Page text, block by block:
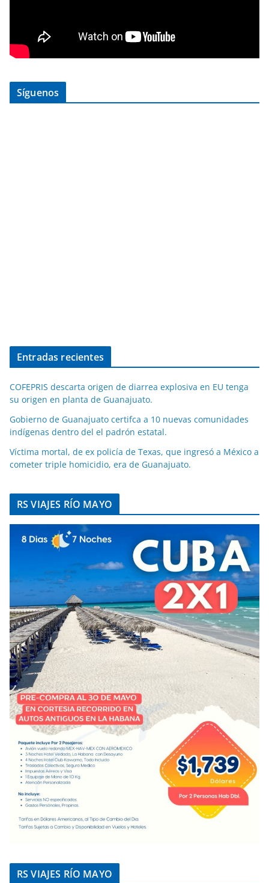
Síguenos
Entradas recientes
COFEPRIS descarta origen de diarrea explosiva en EU tenga
su origen en planta de Guanajuato.
Gobierno de Guanajuato certifca a 10 nuevas comunidades
indígenas dentro del el padrón estatal.
Víctima mortal, de ex policía de Texas, que ingresó a México a
cometer triple homicidio, era de Guanajuato.
RS VIAJES RÍO MAYO
RS VIAJES RÍO MAYO